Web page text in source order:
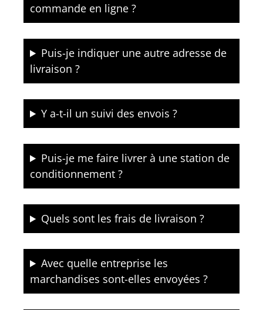
commande en ligne ?
Puis-je indiquer une autre adresse de
livraison ?
Y a-t-il un suivi des envois ?
Puis-je me faire livrer à une station de
conditionnement ?
Quels sont les frais de livraison ?
Avec quelle entreprise les
marchandises sont-elles envoyées ?